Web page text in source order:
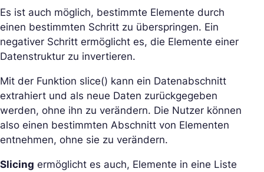
Es ist auch möglich, bestimmte Elemente durch
einen bestimmten Schritt zu überspringen. Ein
negativer Schritt ermöglicht es, die Elemente einer
Datenstruktur zu invertieren.
Mit der Funktion slice() kann ein Datenabschnitt
extrahiert und als neue Daten zurückgegeben
werden, ohne ihn zu verändern. Die Nutzer können
also einen bestimmten Abschnitt von Elementen
entnehmen, ohne sie zu verändern.
Slicing ermöglicht es auch, Elemente in eine Liste